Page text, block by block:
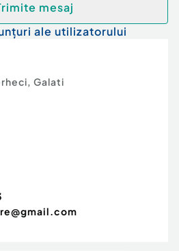
mesaj
ale utilizatorului
, Galati